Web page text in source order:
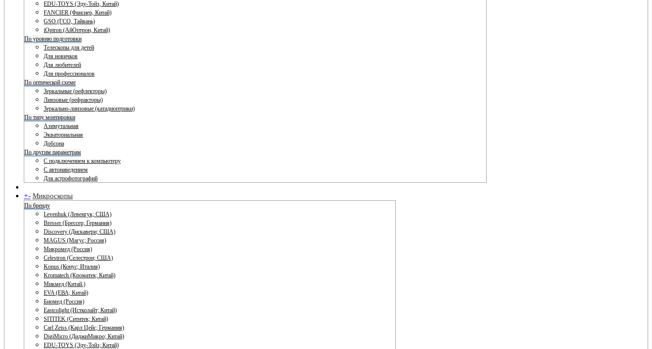
EDU-TOYS (Эду-Тойз, Китай)
FANCIER (Фансиер, Китай)
GSO (ГСО, Тайвань)
iOptron (АйОптрон, Китай)
По уровню подготовки
Телескопы для детей
Для новичков
Для любителей
Для профессионалов
По оптической схеме
Зеркальные (рефлекторы)
Линзовые (рефракторы)
Зеркально-линзовые (катадиоптрики)
По типу монтировки
Азимутальная
Экваториальная
Добсона
По другим параметрам
С подключением к компьютеру
С автонаведением
Для астрофотографий
+- Микроскопы
По бренду
Levenhuk (Левенгук; США)
Bresser (Брессер; Германия)
Discovery (Дискавери; США)
MAGUS (Магус; Россия)
Микромед (Россия)
Celestron (Селестрон; США)
Konus (Конус; Италия)
Kromatech (Кроматек; Китай)
Микмед (Китай.)
EVA (ЕВА; Китай)
Биомед (Россия)
Eastcolight (Истколайт; Китай)
SITITEK (Сититек; Китай)
Carl Zeiss (Карл Цейс; Германия)
DigiMicro (ДиджиМикро; Китай)
EDU-TOYS (Эду-Тойз; Китай)